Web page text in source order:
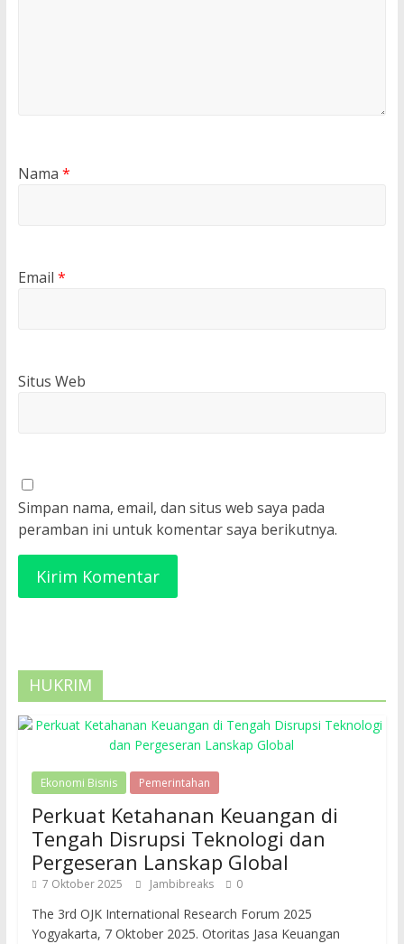
Nama *
Email *
Situs Web
Simpan nama, email, dan situs web saya pada
peramban ini untuk komentar saya berikutnya.
HUKRIM
Ekonomi Bisnis Pemerintahan
Perkuat Ketahanan Keuangan di
Tengah Disrupsi Teknologi dan
Pergeseran Lanskap Global
7 Oktober 2025 Jambibreaks 0
The 3rd OJK International Research Forum 2025
Yogyakarta, 7 Oktober 2025. Otoritas Jasa Keuangan